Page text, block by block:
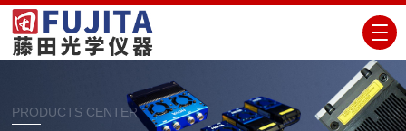
PRODUCTS CENTER